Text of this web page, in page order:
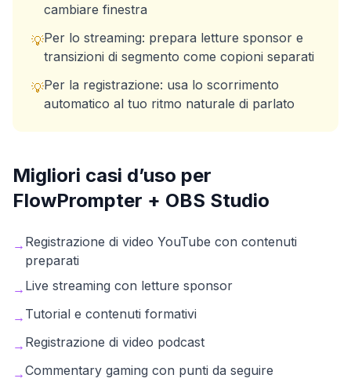
cambiare finestra
💡Per lo streaming: prepara letture sponsor e
transizioni di segmento come copioni separati
💡Per la registrazione: usa lo scorrimento
automatico al tuo ritmo naturale di parlato
Migliori casi d’uso per
FlowPrompter + OBS Studio
→ Registrazione di video YouTube con contenuti
preparati
→ Live streaming con letture sponsor
→ Tutorial e contenuti formativi
→ Registrazione di video podcast
→Commentary gaming con punti da seguire